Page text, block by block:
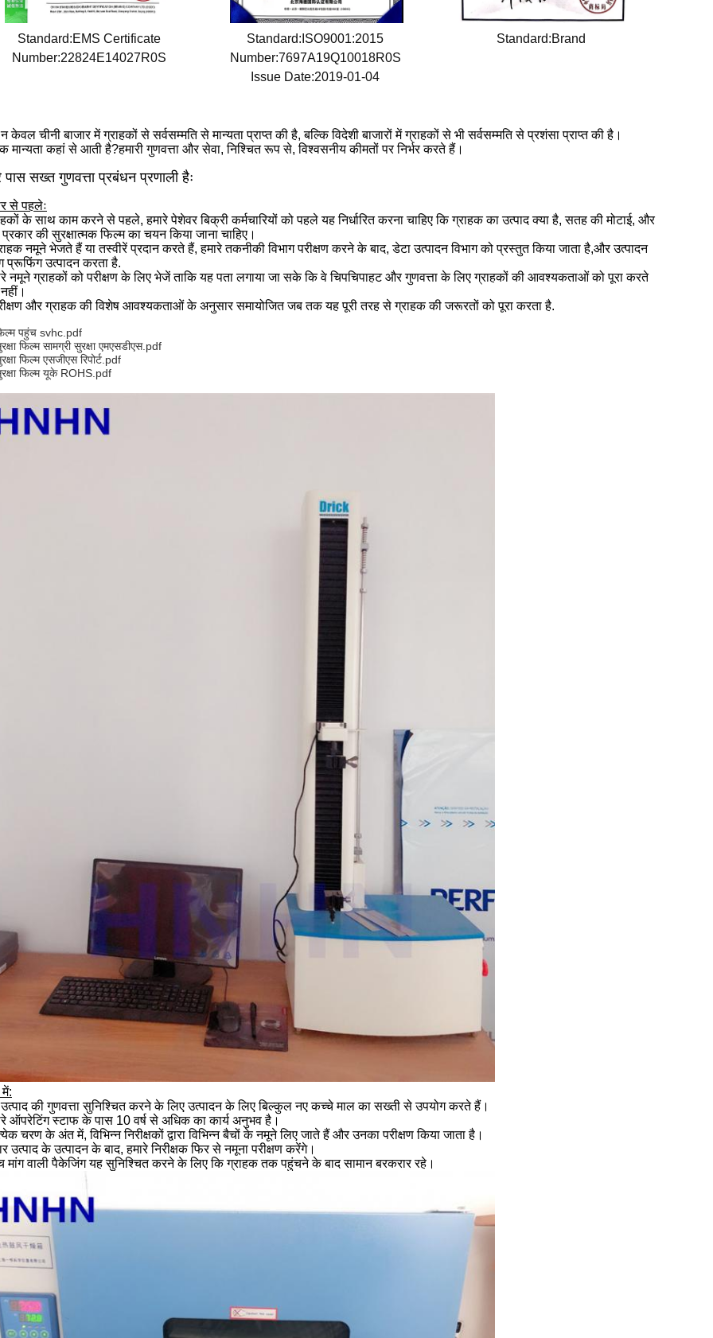
Standard:EMS Certificate
Number:22824E14027R0S
Standard:ISO9001:2015
Number:7697A19Q10018R0S
Issue Date:2019-01-04
Standard:Brand
केवल चीनी बाजार में ग्राहकों से सर्वसम्मति से मान्यता प्राप्त की है, बल्कि विदेशी बाजारों में ग्राहकों से भी सर्वसम्मति से प्रशंसा प्राप्त की है।
मान्यता कहां से आती है?हमारी गुणवत्ता और सेवा, निश्चित रूप से, विश्वसनीय कीमतों पर निर्भर करते हैं।
पास सख्त गुणवत्ता प्रबंधन प्रणाली हैः
से पहलेः
के साथ काम करने से पहले, हमारे पेशेवर बिक्री कर्मचारियों को पहले यह निर्धारित करना चाहिए कि ग्राहक का उत्पाद क्या है, सतह की मोटाई, और
की सुरक्षात्मक फिल्म का चयन किया जाना चाहिए।
नमूने भेजते हैं या तस्वीरें प्रदान करते हैं, हमारे तकनीकी विभाग परीक्षण करने के बाद, डेटा उत्पादन विभाग को प्रस्तुत किया जाता है,और उत्पादन
प्रूफिंग उत्पादन करता है.
नमूने ग्राहकों को परीक्षण के लिए भेजें ताकि यह पता लगाया जा सके कि वे चिपचिपाहट और गुणवत्ता के लिए ग्राहकों की आवश्यकताओं को पूरा करते
और ग्राहक की विशेष आवश्यकताओं के अनुसार समायोजित जब तक यह पूरी तरह से ग्राहक की जरूरतों को पूरा करता है.
पहुंच svhc.pdf
फिल्म सामग्री सुरक्षा एमएसडीएस.pdf
फिल्म एसजीएस रिपोर्ट.pdf
फिल्म यूके ROHS.pdf
की गुणवत्ता सुनिश्चित करने के लिए उत्पादन के लिए बिल्कुल नए कच्चे माल का सख्ती से उपयोग करते हैं।
ऑपरेटिंग स्टाफ के पास 10 वर्ष से अधिक का कार्य अनुभव है।
चरण के अंत में, विभिन्न निरीक्षकों द्वारा विभिन्न बैचों के नमूने लिए जाते हैं और उनका परीक्षण किया जाता है।
उत्पाद के उत्पादन के बाद, हमारे निरीक्षक फिर से नमूना परीक्षण करेंगे।
मांग वाली पैकेजिंग यह सुनिश्चित करने के लिए कि ग्राहक तक पहुंचने के बाद सामान बरकरार रहे।